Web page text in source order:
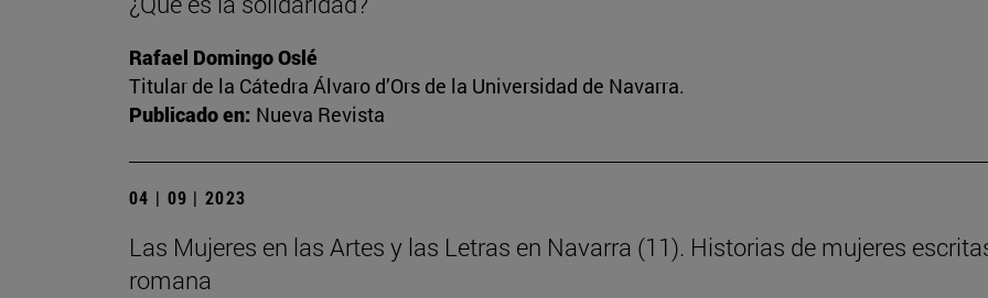
Rafael Domingo Oslé
Titular de la Cátedra Álvaro d’Ors de la Universidad de Navarra.
Publicado en: Nueva Revista
04 | 09 | 2023
Las Mujeres en las Artes y las Letras en Navarra (11). Historias de mujeres
romana